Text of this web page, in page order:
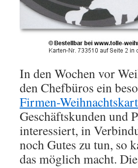
In den Wochen vor
den Chefbüros ein
Firmen-
Geschäftskunden und
interessiert, in
noch Gutes zu tun, so
das möglich macht.